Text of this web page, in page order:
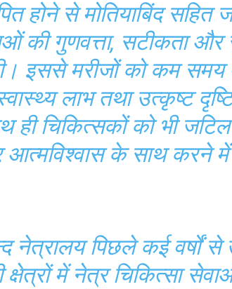
होने से मोतियाबिंद
की गुणवत्ता, सटीकता और
इससे मरीजों को कम
लाभ तथा उत्कृष्ट दृष्टि
ही चिकित्सकों को भी
आत्मविश्वास के साथ करने में
नेत्रालय पिछले कई वर्षों से
क्षेत्रों में नेत्र चिकित्सा